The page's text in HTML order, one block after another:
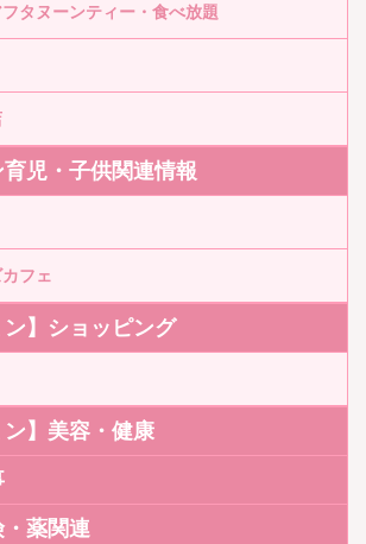
タヌーンティー・食べ放題
児・子供関連情報
フェ
ン】ショッピング
ン】美容・健康
薬関連